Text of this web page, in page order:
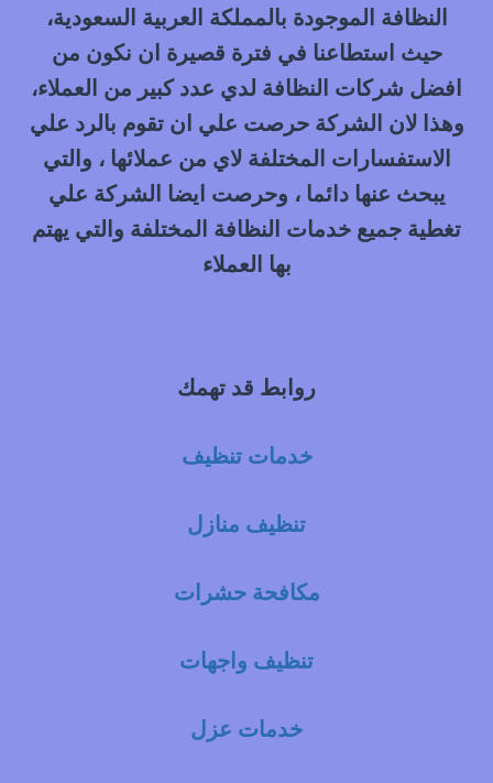
النظافة الموجودة بالمملكة العربية السعودية،
حيث استطاعنا في فترة قصيرة ان نكون من
افضل شركات النظافة لدي عدد كبير من العملاء،
وهذا لان الشركة حرصت علي ان تقوم بالرد علي
الاستفسارات المختلفة لاي من عملائها ، والتي
يبحث عنها دائما ، وحرصت ايضا الشركة علي
تغطية جميع خدمات النظافة المختلفة والتي يهتم
بها العملاء
روابط قد تهمك
خدمات تنظيف
تنظيف منازل
مكافحة حشرات
تنظيف واجهات
خدمات عزل